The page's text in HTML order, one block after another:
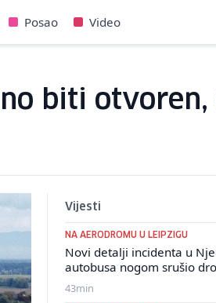
Posao Video
biti otvoren,
Vijesti
NA AERODROMU U LEIPZIGU
Novi detalji incidenta u
autobusa nogom srušio
43min